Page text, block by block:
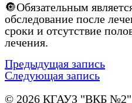
🔘Обязательным
обследование после
сроки и отсутствие
лечения.
Предыдущая запись
Следующая запись
© 2026 КГАУЗ "ВКБ №2"